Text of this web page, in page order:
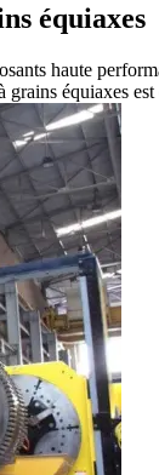
équiaxes
haute
équiaxes